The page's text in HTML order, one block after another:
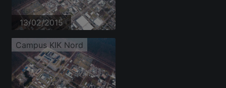
13/02/2015
Campus KIK Nord